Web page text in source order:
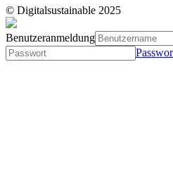
© Digitalsustainable 2025
Benutzeranmeldung